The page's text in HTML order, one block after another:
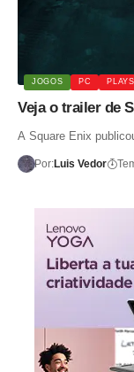
JOGOS PC
Veja o trailer de
A Square Enix
Por:Luis Vedor